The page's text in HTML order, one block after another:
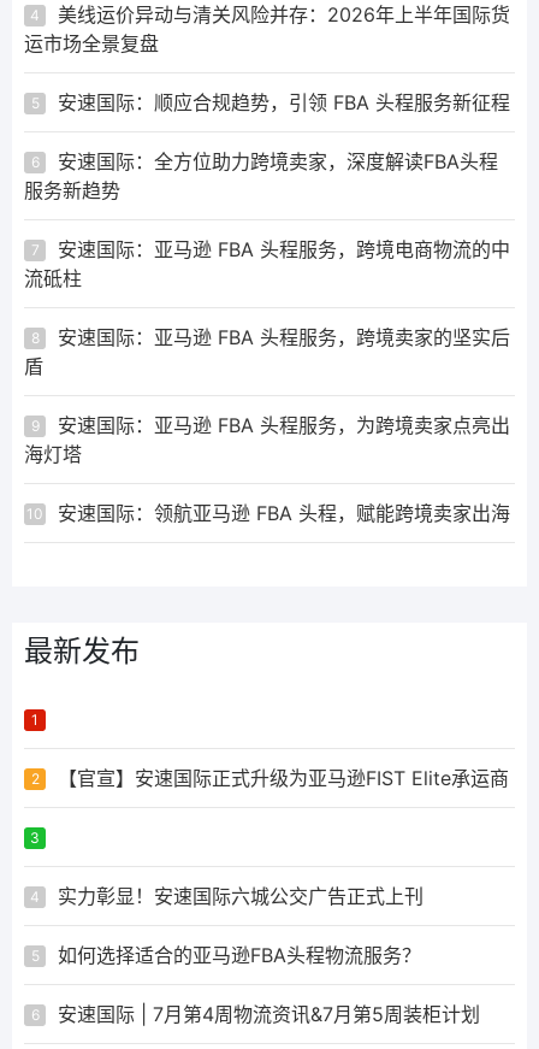
4
美线运价异动与清关风险并存：2026年上半年国际货
运市场全景复盘
5 安速国际：顺应合规趋势，引领 FBA 头程服务新征程
6
安速国际：全方位助力跨境卖家，深度解读FBA头程
服务新趋势
7
安速国际：亚马逊 FBA 头程服务，跨境电商物流的中
流砥柱
8
安速国际：亚马逊 FBA 头程服务，跨境卖家的坚实后
盾
9
安速国际：亚马逊 FBA 头程服务，为跨境卖家点亮出
海灯塔
10 安速国际：领航亚马逊 FBA 头程，赋能跨境卖家出海
最新发布
1
2 【官宣】安速国际正式升级为亚马逊FIST Elite承运商
3
4 实力彰显！安速国际六城公交广告正式上刊
5 如何选择适合的亚马逊FBA头程物流服务？
6 安速国际 | 7月第4周物流资讯&7月第5周装柜计划